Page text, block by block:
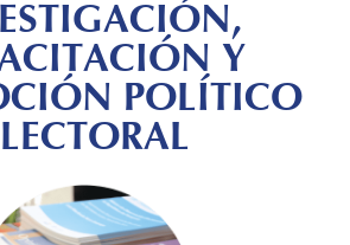
Y
POLÍTICO